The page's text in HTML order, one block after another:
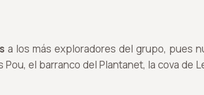
a los más exploradores del grupo, pues
el barranco del Plantanet, la cova de